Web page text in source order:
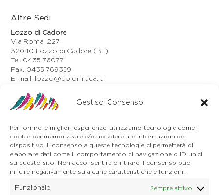
Gestisci Consenso
Per fornire le migliori esperienze, utilizziamo tecnologie come i
cookie per memorizzare e/o accedere alle informazioni del
dispositivo. Il consenso a queste tecnologie ci permetterà di
elaborare dati come il comportamento di navigazione o ID unici
su questo sito. Non acconsentire o ritirare il consenso può
influire negativamente su alcune caratteristiche e funzioni.
Funzionale Sempre attivo
Altre Sedi
Lozzo di Cadore
Via Roma, 227
32040 Lozzo di Cadore (BL)
Tel. 0435 76077
Fax. 0435 769359
E-mail. lozzo@dolomitica.it
Auronzo di Cadore
Via Unione, 21/B
32041 Auronzo di Cadore (BL)
E-mail. auronzo@dolomitica.it
Cortina d'Ampezzo
32043 Cortina d'Ampezzo (BL)
Tel. 0436 4127
E-mail. pieve@dolomitica.it
S. Stefano di Cadore